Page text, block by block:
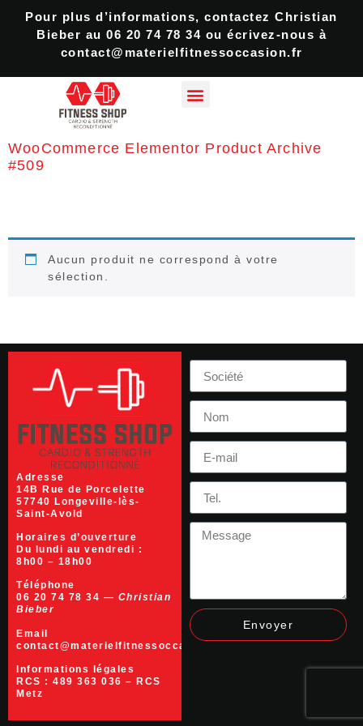
Pour plus d’informations, contactez Christian
Bieber au 06 20 74 78 34 ou écrivez-nous à
contact@materielfitnessoccasion.fr
WooCommerce Elementor Product Archive
#509
Aucun produit ne correspond à votre
sélection.
Adresse
14B Rue de Porcelette
57740 Longeville-lès-
Saint-Avold
Horaires d’ouverture
Du lundi au vendredi :
8h00 – 18h00
Téléphone
06 20 74 78 34 — Christian
Bieber
Email
contact@materielfitnessoccasion.fr
Informations légales
RCS : 489 363 036 – RCS
Metz
Envoyer